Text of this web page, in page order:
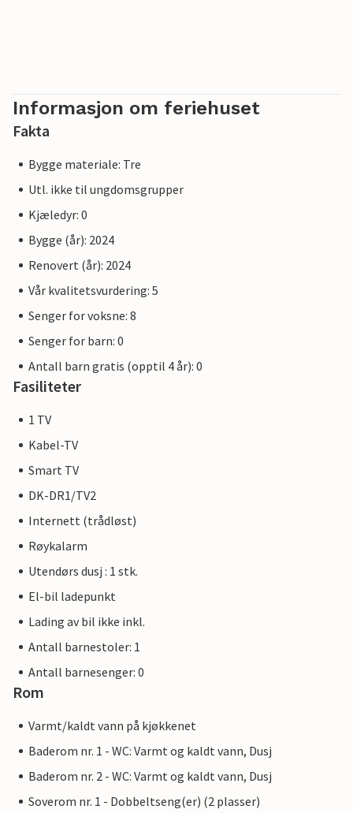
Informasjon om feriehuset
Fakta
Bygge materiale: Tre
Utl. ikke til ungdomsgrupper
Kjæledyr: 0
Bygge (år): 2024
Renovert (år): 2024
Vår kvalitetsvurdering: 5
Senger for voksne: 8
Senger for barn: 0
Antall barn gratis (opptil 4 år): 0
Fasiliteter
1 TV
Kabel-TV
Smart TV
DK-DR1/TV2
Internett (trådløst)
Røykalarm
Utendørs dusj : 1 stk.
El-bil ladepunkt
Lading av bil ikke inkl.
Antall barnestoler: 1
Antall barnesenger: 0
Rom
Varmt/kaldt vann på kjøkkenet
Baderom nr. 1 - WC: Varmt og kaldt vann, Dusj
Baderom nr. 2 - WC: Varmt og kaldt vann, Dusj
Soverom nr. 1 - Dobbeltseng(er) (2 plasser)